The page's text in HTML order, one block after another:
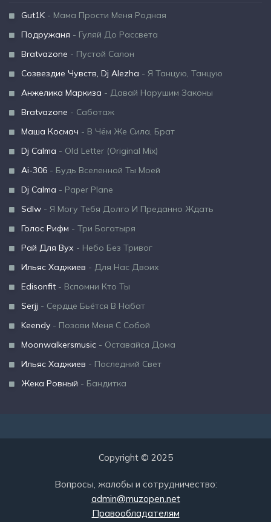
Gut1K- Мама Прости Меня Родная
Подружаня - Гуляй До Рассвета
Bratvazone - Пустой Салон
Созвездие Чувств, Dj Alezha - Я Танцую, Танцую
Анжелика Маркиза - Давай Нарушим Законы
Bratvazone - Саботаж
Маша Космач - В Чём Же Сила, Брат
Dj Calma - Old Letter (Original Mix)
Ai-306 - Будь Вселенной Ты Моей
Dj Calma - Paper Plane
Sdlw - Я Могу Тебя Долго И Преданно Ждать
Голос Рифм - Три Богатыря
Рай Для Вух - Небо Без Тривог
Ильяс Хаджиев - Для Нас Двоих
Edisonfit - Вспомни Кто Ты
Serjj - Сердце Бьётся В Набат
Keendy - Позови Меня С Собой
Moonwalkersmusic - Оставайся Дома
Ильяс Хаджиев - Последний Свет
Жека Ровный - Бандитка
Copyright © 2025
Вопросы, жалобы и сотрудничество:
admin@muzopen.net
Правообладателям